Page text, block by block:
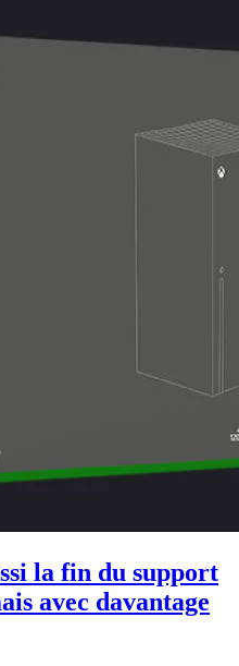
la fin du support
avec davantage